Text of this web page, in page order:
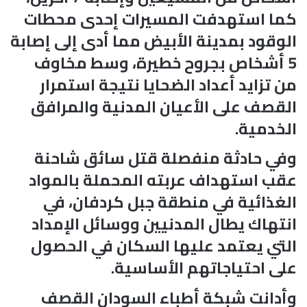
كما استهدفت المسيرات إحدى محطات
الوقود بمدينة الأبيض مما أدى إلى إصابة
5 أشخاص بجروح خطيرة، وسط مخاوف
من تزايد أعداد الضحايا نتيجة استمرار
القصف على الأعيان المدنية والمرافق
الخدمية.
وفي حادثة منفصلة قتل سائق شاحنة
عقب استهداف عربته المحملة بالمواد
الغذائية في منطقة جبل كردفان، في
انتهاك يطال المدنيين ووسائل الإمداد
التي يعتمد عليها السكان في الحصول
على احتياجاتهم الأساسية.
وأدانت شبكة أطباء السودان القصف